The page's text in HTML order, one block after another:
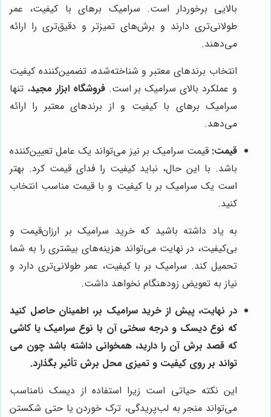
بالایی برخوردار است. سرامیک برهای با کیفیت، عمر
طولانی‌تری دارند و برش‌های تمیزتر و دقیق‌تری را ارائه
می‌دهند.
انتخاب برندهای معتبر و شناخته‌شده، تضمین‌کننده کیفیت
و عملکرد بالای سرامیک بر است.فروشگاه ابزار مجید، تنها
سرامیک برهای با کیفیت و از برندهای معتبر را ارائه
می‌دهد.
قیمت: قیمت سرامیک بر نیز می‌تواند یک عامل تعیین‌کننده
باشد. با این حال، نباید کیفیت را فدای قیمت کرد. بهتر
است یک سرامیک بر با کیفیت و با قیمت مناسب انتخاب
کنید.
به یاد داشته باشید که خرید سرامیک بر ارزان‌قیمت و
بی‌کیفیت، در نهایت می‌تواند هزینه‌های بیشتری را به شما
تحمیل کند. سرامیک بر با کیفیت، عمر طولانی‌تری دارد و
نیاز به تعویض زودهنگام نخواهد داشت.
در نهایت، پیش از خرید سرامیک بر، اطمینان حاصل کنید
که نوع دیسک و درجه سختی آن با نوع سرامیک یا کاشی
که قصد برش آن را دارید، همخوانی داشته باشد چون می
تواند بر روی کیفیت و تمیزی محل برش تأثیر بگذارد.
این نکته حیاتی است زیرا استفاده از دیسک نامناسب
می‌تواند منجر به لب‌پریدگی، ترک خوردن یا حتی شکستن